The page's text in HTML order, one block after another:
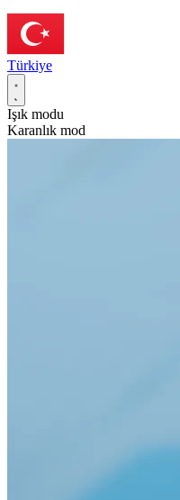
Türkiye
Işık modu
Karanlık mod